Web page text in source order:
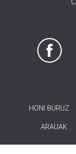
HONI BURUZ
ARAUAK